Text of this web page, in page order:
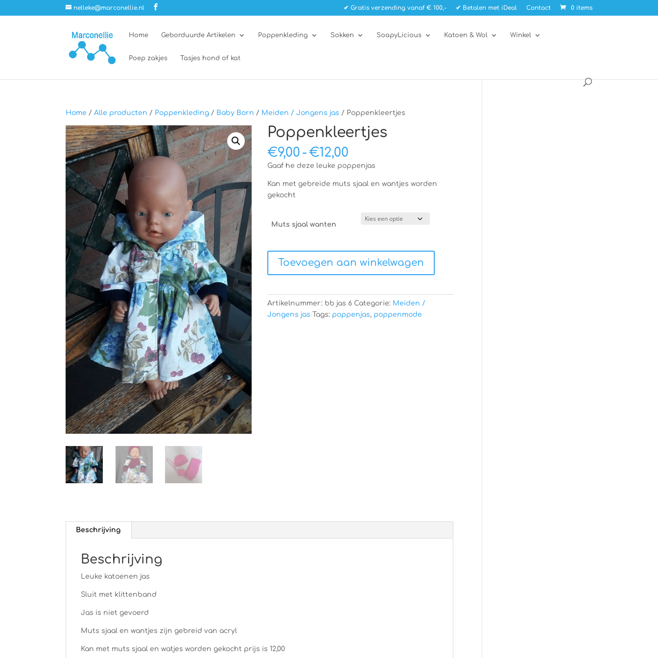
nelleke@marconellie.nl ✔ Gratis verzending vanaf € 100,- ✔ Betalen met iDeal Contact 0 items
Home Geborduurde Artikelen Poppenkleding Sokken SoapyLicious Katoen & Wol Winkel
Poep zakjes Tasjes hond of kat
Home /Alle producten / Poppenkleding / Baby Born / Meiden / Jongens jas / Poppenkleertjes
Poppenkleertjes
€9,00 -€12,00
€9,00
tot
€12,00
Gaaf he deze leuke poppenjas
Kan met gebreide muts sjaal en wantjes worden
gekocht
Muts sjaal wanten
aantal
Toevoegen aan winkelwagen
Artikelnummer: bb jas 6 Categorie: Meiden /
Jongens jas Tags: poppenjas, poppenmode
Beschrijving
Beschrijving
Leuke katoenen jas
Sluit met klittenband
Jas is niet gevoerd
Muts sjaal en wantjes zijn gebreid van acryl
Kan met muts sjaal en watjes worden gekocht prijs is 12,00